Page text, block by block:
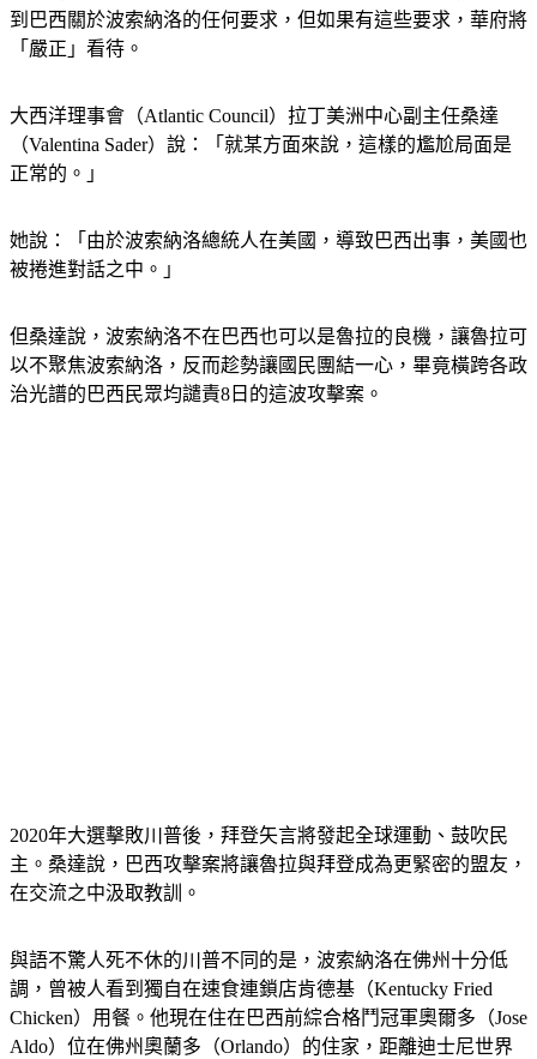
到巴西關於波索納洛的任何要求，但如果有這些要求，華府將
「嚴正」看待。
大西洋理事會（Atlantic Council）拉丁美洲中心副主任桑達
（Valentina Sader）說：「就某方面來說，這樣的尷尬局面是
正常的。」
她說：「由於波索納洛總統人在美國，導致巴西出事，美國也
被捲進對話之中。」
但桑達說，波索納洛不在巴西也可以是魯拉的良機，讓魯拉可
以不聚焦波索納洛，反而趁勢讓國民團結一心，畢竟橫跨各政
治光譜的巴西民眾均譴責8日的這波攻擊案。
2020年大選擊敗川普後，拜登矢言將發起全球運動、鼓吹民
主。桑達說，巴西攻擊案將讓魯拉與拜登成為更緊密的盟友，
在交流之中汲取教訓。
與語不驚人死不休的川普不同的是，波索納洛在佛州十分低
調，曾被人看到獨自在速食連鎖店肯德基（Kentucky Fried
Chicken）用餐。他現在住在巴西前綜合格鬥冠軍奧爾多（Jose
Aldo）位在佛州奧蘭多（Orlando）的住家，距離迪士尼世界